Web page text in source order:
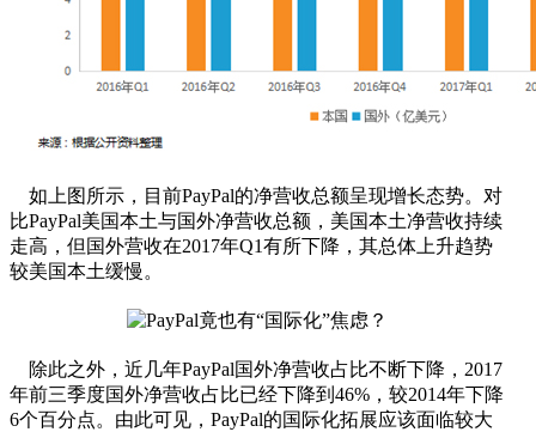
如上图所示，目前PayPal的净营收总额呈现增长态势。对
比PayPal美国本土与国外净营收总额，美国本土净营收持续
走高，但国外营收在2017年Q1有所下降，其总体上升趋势
较美国本土缓慢。
除此之外，近几年PayPal国外净营收占比不断下降，2017
年前三季度国外净营收占比已经下降到46%，较2014年下降
6个百分点。由此可见，PayPal的国际化拓展应该面临较大